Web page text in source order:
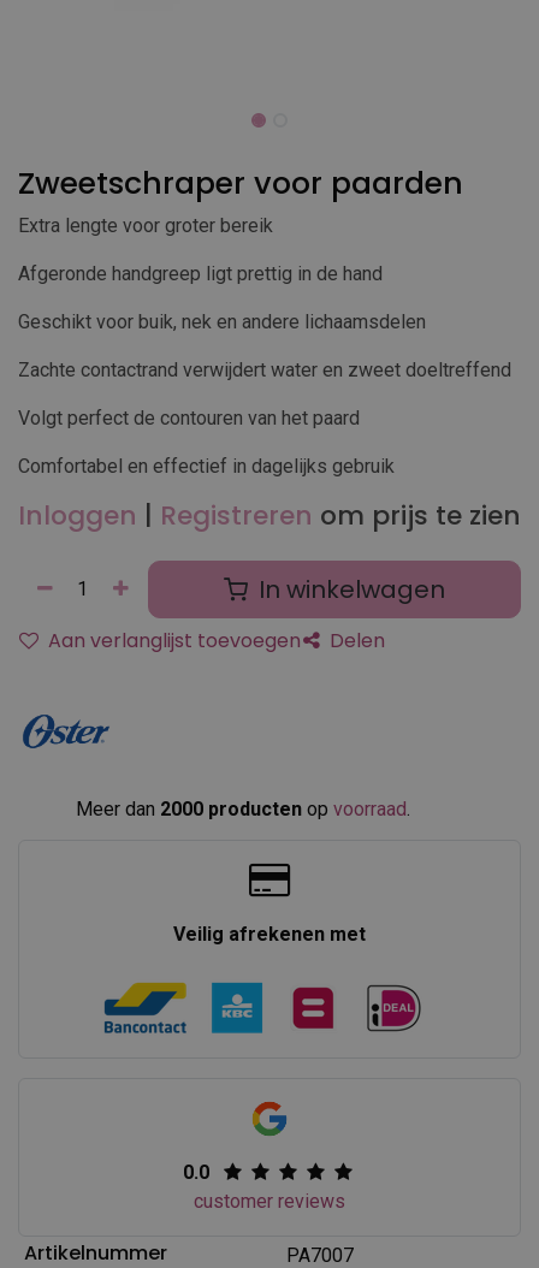
Zweetschraper voor paarden
Extra lengte voor groter bereik
Afgeronde handgreep ligt prettig in de hand
Geschikt voor buik, nek en andere lichaamsdelen
Zachte contactrand verwijdert water en zweet doeltreffend
Volgt perfect de contouren van het paard
Comfortabel en effectief in dagelijks gebruik
Inloggen | Registreren om prijs te zien
In winkelwagen
Aan verlanglijst toevoegen Delen
Meer dan 2000 producten op voorraad
Veilig afrekenen met
0.0
customer reviews
Artikelnummer PA7007